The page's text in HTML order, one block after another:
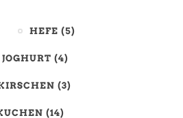
HEFE (5)
JOGHURT (4)
(3)
(14)